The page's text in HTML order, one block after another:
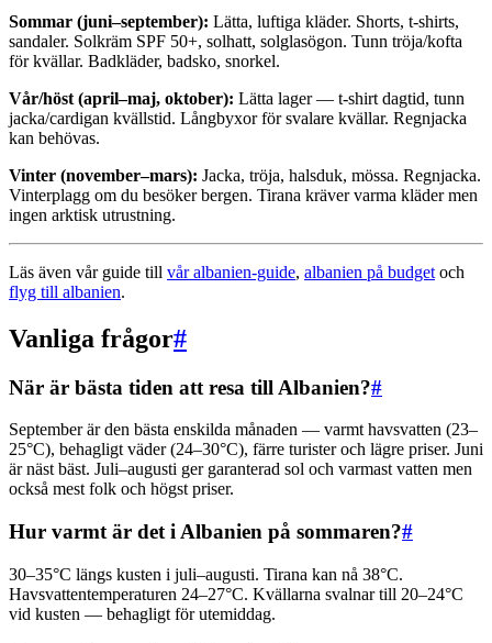
Sommar (juni–september): Lätta, luftiga kläder. Shorts, t-shirts,
sandaler. Solkräm SPF 50+, solhatt, solglasögon. Tunn tröja/kofta
för kvällar. Badkläder, badsko, snorkel.
Vår/höst (april–maj, oktober): Lätta lager — t-shirt dagtid, tunn
jacka/cardigan kvällstid. Långbyxor för svalare kvällar. Regnjacka
kan behövas.
Vinter (november–mars): Jacka, tröja, halsduk, mössa. Regnjacka.
Vinterplagg om du besöker bergen. Tirana kräver varma kläder men
ingen arktisk utrustning.
Läs även vår guide till vår albanien-guide, albanien på budget och
flyg till albanien.
Vanliga frågor#
När är bästa tiden att resa till Albanien?#
September är den bästa enskilda månaden — varmt havsvatten (23–
25°C), behagligt väder (24–30°C), färre turister och lägre priser. Juni
är näst bäst. Juli–augusti ger garanterad sol och varmast vatten men
också mest folk och högst priser.
Hur varmt är det i Albanien på sommaren?#
30–35°C längs kusten i juli–augusti. Tirana kan nå 38°C.
Havsvattentemperaturen 24–27°C. Kvällarna svalnar till 20–24°C
vid kusten — behagligt för utemiddag.